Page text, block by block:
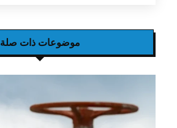
موضوعات ذات صلة